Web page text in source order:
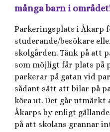
många barn i
Parkeringsplats i Åkarp
studerande/besökare
skolgården. Tänk på att
som möjligt får plats på
parkerar på gatan vid
sådant sätt att bilar på
köra ut. Det går utmärkt
Åkarps by enligt
på att skolans grannar